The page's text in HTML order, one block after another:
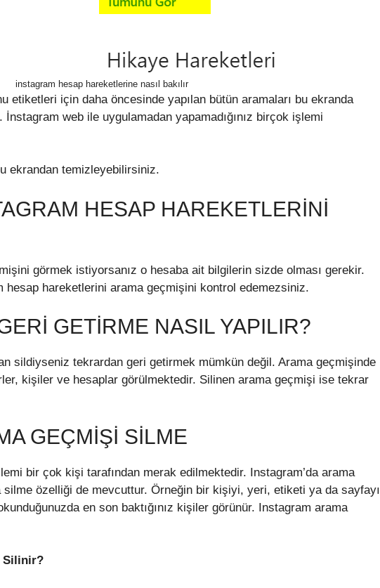
instagram hesap hareketlerine nasıl bakılır
etiketleri için daha öncesinde yapılan bütün aramaları bu ekranda
web ile uygulamadan yapamadığınız birçok işlemi
ekrandan temizleyebilirsiniz.
HESAP HAREKETLERINI
görmek istiyorsanız o hesaba ait bilgilerin sizde olması gerekir.
hesap hareketlerini arama geçmişini kontrol edemezsiniz.
GETIRME NASIL YAPILIR?
sildiyseniz tekrardan geri getirmek mümkün değil. Arama geçmişinde
kişiler ve hesaplar görülmektedir. Silinen arama geçmişi ise tekrar
GEÇMIŞI SILME
bir çok kişi tarafından merak edilmektedir. Instagram’da arama
silme özelliği de mevcuttur. Örneğin bir kişiyi, yeri, etiketi ya da sayfayı
en son baktığınız kişiler görünür. Instagram arama
Silinir?